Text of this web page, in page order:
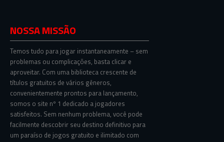
NOSSA MISSÃO
Temos tudo para jogar instantaneamente – sem
problemas ou complicações, basta clicar e
aproveitar. Com uma biblioteca crescente de
títulos gratuitos de vários gêneros,
convenientemente prontos para lançamento,
somos o site nº 1 dedicado a jogadores
satisfeitos. Sem nenhum problema, você pode
facilmente descobrir seu destino definitivo para
um paraíso de jogos gratuito e ilimitado com